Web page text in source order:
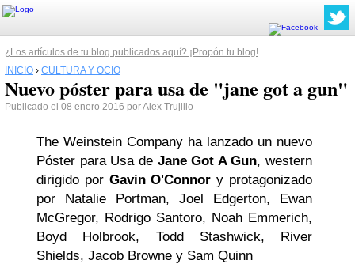
¿Los artículos de tu blog publicados aquí? ¡Propón tu blog!
INICIO › CULTURA Y OCIO
Nuevo póster para usa de "jane got a gun"
Publicado el 08 enero 2016 porAlex Trujillo
The Weinstein Company ha lanzado un nuevo
Póster para Usa de Jane Got A Gun, western
dirigido por Gavin O'Connor y protagonizado
por Natalie Portman, Joel Edgerton, Ewan
McGregor, Rodrigo Santoro, Noah Emmerich,
Boyd Holbrook, Todd Stashwick, River
Shields, Jacob Browne y Sam Quinn